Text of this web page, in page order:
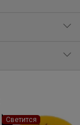
Светится